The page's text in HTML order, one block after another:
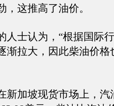
这推高了油价。
士认为，“根据国际
渐拉大，因此柴油价格
加坡现货市场上，汽